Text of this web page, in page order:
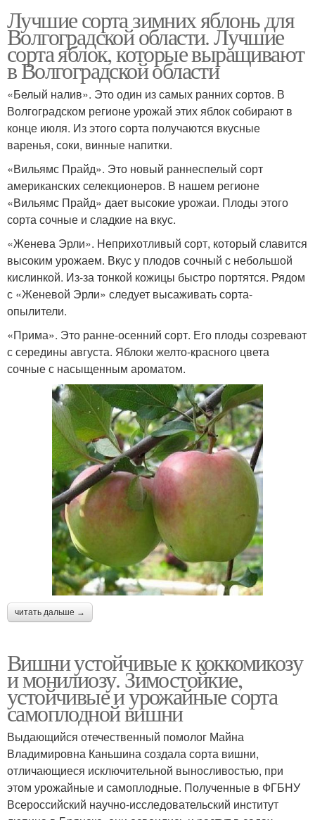
Лучшие сорта зимних яблонь для
Волгоградской области. Лучшие
сорта яблок, которые выращивают
в Волгоградской области
«Белый налив». Это один из самых ранних сортов. В
Волгоградском регионе урожай этих яблок собирают в
конце июля. Из этого сорта получаются вкусные
варенья, соки, винные напитки.
«Вильямс Прайд». Это новый раннеспелый сорт
американских селекционеров. В нашем регионе
«Вильямс Прайд» дает высокие урожаи. Плоды этого
сорта сочные и сладкие на вкус.
«Женева Эрли». Неприхотливый сорт, который славится
высоким урожаем. Вкус у плодов сочный с небольшой
кислинкой. Из-за тонкой кожицы быстро портятся. Рядом
с «Женевой Эрли» следует высаживать сорта-
опылители.
«Прима». Это ранне-осенний сорт. Его плоды созревают
с середины августа. Яблоки желто-красного цвета
сочные с насыщенным ароматом.
читать дальше →
Вишни устойчивые к коккомикозу
и монилиозу. Зимостойкие,
устойчивые и урожайные сорта
самоплодной вишни
Выдающийся отечественный помолог Майна
Владимировна Каньшина создала сорта вишни,
отличающиеся исключительной выносливостью, при
этом урожайные и самоплодные. Полученные в ФГБНУ
Всероссийский научно-исследовательский институт